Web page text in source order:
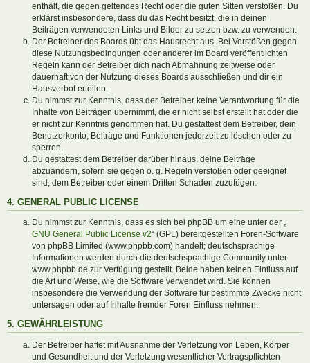
enthält, die gegen geltendes Recht oder die guten Sitten verstoßen. Du
erklärst insbesondere, dass du das Recht besitzt, die in deinen
Beiträgen verwendeten Links und Bilder zu setzen bzw. zu verwenden.
Der Betreiber des Boards übt das Hausrecht aus. Bei Verstößen gegen
diese Nutzungsbedingungen oder anderer im Board veröffentlichten
Regeln kann der Betreiber dich nach Abmahnung zeitweise oder
dauerhaft von der Nutzung dieses Boards ausschließen und dir ein
Hausverbot erteilen.
Du nimmst zur Kenntnis, dass der Betreiber keine Verantwortung für die
Inhalte von Beiträgen übernimmt, die er nicht selbst erstellt hat oder die
er nicht zur Kenntnis genommen hat. Du gestattest dem Betreiber, dein
Benutzerkonto, Beiträge und Funktionen jederzeit zu löschen oder zu
sperren.
Du gestattest dem Betreiber darüber hinaus, deine Beiträge
abzuändern, sofern sie gegen o. g. Regeln verstoßen oder geeignet
sind, dem Betreiber oder einem Dritten Schaden zuzufügen.
4. GENERAL PUBLIC LICENSE
Du nimmst zur Kenntnis, dass es sich bei phpBB um eine unter der „
GNU General Public License v2“ (GPL) bereitgestellten Foren-Software
von phpBB Limited (www.phpbb.com) handelt; deutschsprachige
Informationen werden durch die deutschsprachige Community unter
www.phpbb.de zur Verfügung gestellt. Beide haben keinen Einfluss auf
die Art und Weise, wie die Software verwendet wird. Sie können
insbesondere die Verwendung der Software für bestimmte Zwecke nicht
untersagen oder auf Inhalte fremder Foren Einfluss nehmen.
5. GEWÄHRLEISTUNG
Der Betreiber haftet mit Ausnahme der Verletzung von Leben, Körper
und Gesundheit und der Verletzung wesentlicher Vertragspflichten